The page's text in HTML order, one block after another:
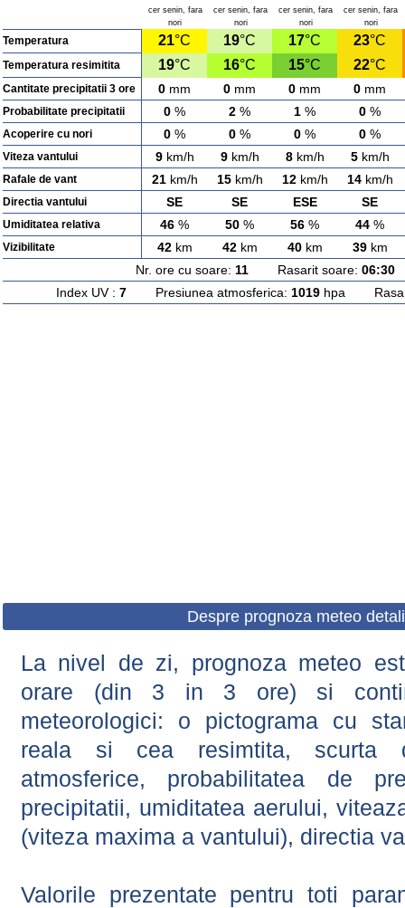
cer senin, fara
nori
cer senin, fara
nori
cer senin, fara
nori
cer senin, fara
nori
Temperatura 21°C 19°C 17°C 23°C
Temperatura resimitita 19°C 16°C 15°C 22°C
Cantitate precipitatii 3 ore 0 mm 0 mm 0 mm 0 mm
Probabilitate precipitatii 0 % 2 % 1 % 0 %
Acoperire cu nori 0 % 0 % 0 % 0 %
Viteza vantului 9km/h 9km/h 8km/h 5km/h
Rafale de vant 21km/h 15km/h 12km/h 14km/h
Directia vantului SE SE ESE SE
Umiditatea relativa 46 % 50 % 56 % 44 %
Vizibilitate 42km 42km 40km 39km
Nr. ore cu soare: 11 Rasarit soare: 06:30
Index UV : 7Presiunea atmosferica: 1019hpa
Despre prognoza meteo
La nivel de zi, prognoza meteo
orare (din 3 in 3 ore) si
meteorologici: o pictograma cu
reala si cea resimtita, scurta
atmosferice, probabilitatea de
precipitatii, umiditatea aerului,
(viteza maxima a vantului), directia
Valorile prezentate pentru toti